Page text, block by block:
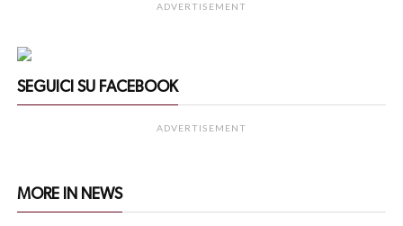
ADVERTISEMENT
SEGUICI SU FACEBOOK
ADVERTISEMENT
MORE IN NEWS